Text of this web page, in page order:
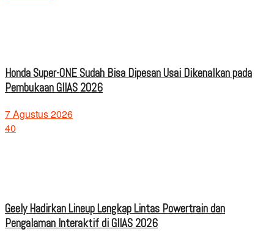
Honda Super-ONE Sudah Bisa Dipesan Usai Dikenalkan pada
Pembukaan GIIAS 2026
7 Agustus 2026
40
Geely Hadirkan Lineup Lengkap Lintas Powertrain dan
Pengalaman Interaktif di GIIAS 2026